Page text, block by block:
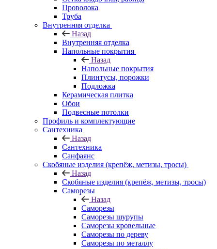
Проволока
Труба
Внутренняя отделка
Назад
Внутренняя отделка
Напольные покрытия
Назад
Напольные покрытия
Плинтусы, порожки
Подложка
Керамическая плитка
Обои
Подвесные потолки
Профиль и комплектующие
Сантехника
Назад
Сантехника
Санфаянс
Скобяные изделия (крепёж, метизы, тросы)
Назад
Скобяные изделия (крепёж, метизы, тросы)
Саморезы
Назад
Саморезы
Саморезы шурупы
Саморезы кровельные
Саморезы по дереву
Саморезы по металлу